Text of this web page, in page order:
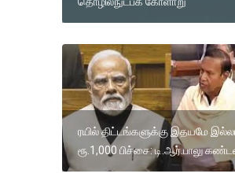
ரயில் திட்டங்களுக்கு இதயமே
ரூ.1,000 பிச்சை: டி.ஆர்.பாலு